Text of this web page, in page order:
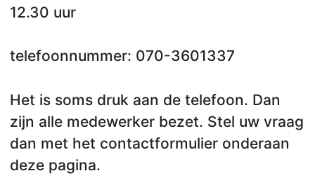
12.30 uur
telefoonnummer: 070-3601337
Het is soms druk aan de telefoon. Dan
zijn alle medewerker bezet. Stel uw vraag
dan met het contactformulier onderaan
deze pagina.